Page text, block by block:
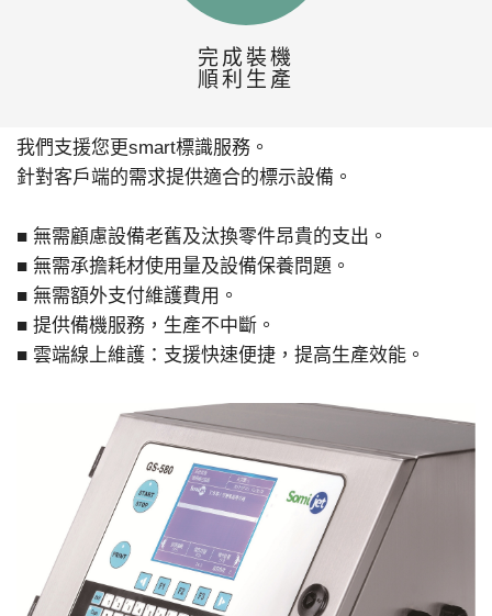
完成裝機
順利生產
我們支援您更smart標識服務。
針對客戶端的需求提供適合的標示設備。
■ 無需顧慮設備老舊及汰換零件昂貴的支出。
■ 無需承擔耗材使用量及設備保養問題。
■ 無需額外支付維護費用。
■ 提供備機服務，生產不中斷。
■ 雲端線上維護：支援快速便捷，提高生產效能。